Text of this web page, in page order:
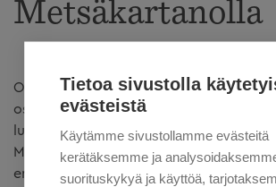
Tietoa sivustolla
evästeistä
Käytämme sivustollamme evästeitä
kerätäksemme ja
suorituskykyä ja käyttöä,
Metsäkartanolla
Onko suunnitteilla saunailta
osaksi työpaikan illanviettoa? Kaipaatteko
luonnonläheistä saunaa morsiussaunan
Metsäkartanolla on useita saunoja, jotka
erinomaisesti saunaillan viettoon. Täällä